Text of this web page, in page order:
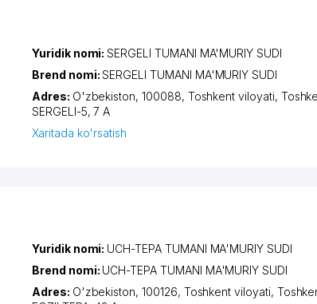
Yuridik nomi:SERGELI TUMANI MA'MURIY SUDI
Brend nomi:SERGELI TUMANI MA'MURIY SUDI
Adres: O'zbekiston, 100088, Toshkent viloyati,
SERGELI-5, 7 A
Xaritada ko'rsatish
Yuridik nomi: UCH-TEPA TUMANI MA'MURIY SUDI
Brend nomi: UCH-TEPA TUMANI MA'MURIY SUDI
Adres: O'zbekiston, 100126, Toshkent viloyati,